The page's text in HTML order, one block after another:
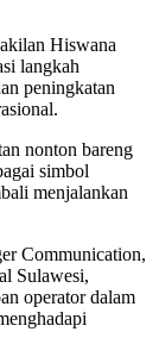
Hiswana
langkah
peningkatan
nonton bareng
simbol
menjalankan
Communication,
Sulawesi,
operator dalam